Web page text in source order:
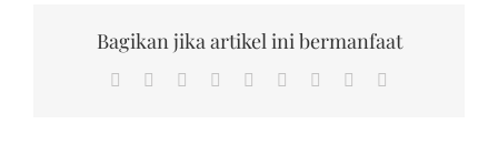
Bagikan jika artikel ini bermanfaat
Facebook
TwitterReddit LinkedInWhatsApp
TumblrPinterest